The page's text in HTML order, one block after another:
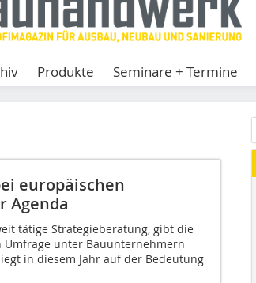
Produkte Seminare + Termine
europäischen
Agenda
tätige Strategieberatung, gibt die
unter Bauunternehmern
in diesem Jahr auf der Bedeutung